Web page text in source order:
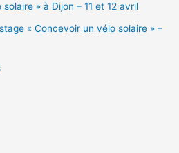
» à Dijon – 11 et 12 avril
« Concevoir un vélo solaire » –